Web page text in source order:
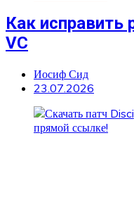
Как
VC
Иосиф Сид
23.07.2026